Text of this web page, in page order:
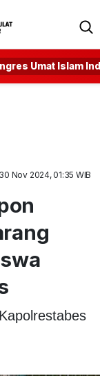
Umat Islam
Nov 2024, 01:35 WIB